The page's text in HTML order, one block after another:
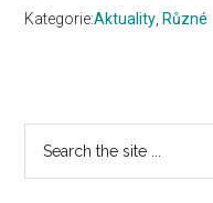
Kategorie:Aktuality Různé
Primary
Sidebar